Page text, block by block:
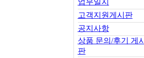
업무일지
고객지원게시판
공지사항
상품 문의/후기 게시
판